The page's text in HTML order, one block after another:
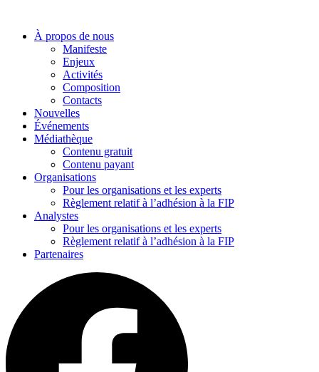
contenuÀ propos de nous
Manifeste
Enjeux
Activités
Composition
Contacts
Nouvelles
Événements
Médiathèque
Contenu gratuit
Contenu payant
Organisations
Pour les organisations et les experts
Règlement relatif à l’adhésion à la FIP
Analystes
Pour les organisations et les experts
Règlement relatif à l’adhésion à la FIP
Partenaires